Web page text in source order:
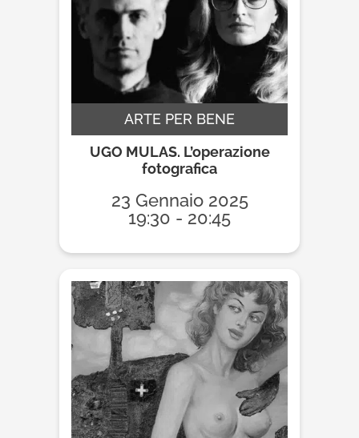
ARTE PER BENE
UGO MULAS. L’operazione
fotografica
23 Gennaio 2025
19:30 - 20:45